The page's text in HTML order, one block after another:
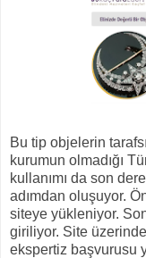
Bu tip objelerin
kurumun olmadığı
kullanımı da son
adımdan oluşuyor.
siteye yükleniyor.
giriliyor. Site
ekspertiz başvurusu